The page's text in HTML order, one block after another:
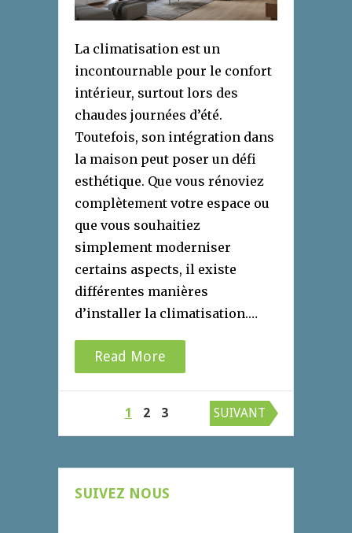
La climatisation est un
incontournable pour le confort
intérieur, surtout lors des
chaudes journées d’été.
Toutefois, son intégration dans
la maison peut poser un défi
esthétique. Que vous rénoviez
complètement votre espace ou
que vous souhaitiez
simplement moderniser
certains aspects, il existe
différentes manières
d’installer la climatisation.…
Read More
Pagination
des
publications
1 2 3 SUIVANT
SUIVEZ NOUS